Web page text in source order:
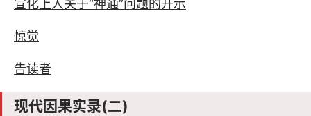
宣化上人关于“神通”问题的开示
惊觉
告读者
现代因果实录(二)